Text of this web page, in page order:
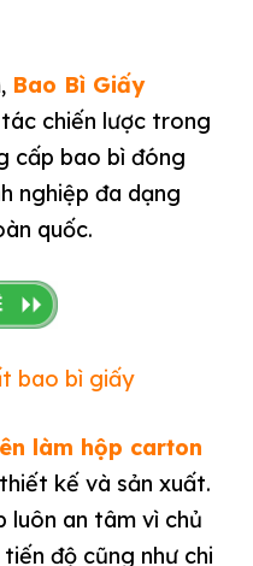
Bao Bì Giấy
chiến lược trong
cấp bao bì đóng
nghiệp đa dạng
quốc.
làm hộp carton
kế và sản xuất.
luôn an tâm vì chủ
độ cũng như chi